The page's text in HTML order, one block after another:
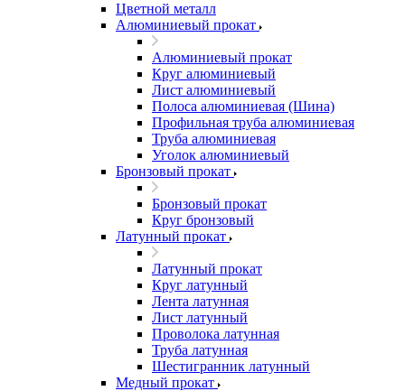
Цветной металл
Алюминиевый прокат
Алюминиевый прокат
Круг алюминиевый
Лист алюминиевый
Полоса алюминиевая (Шина)
Профильная труба алюминиевая
Труба алюминиевая
Уголок алюминиевый
Бронзовый прокат
Бронзовый прокат
Круг бронзовый
Латунный прокат
Латунный прокат
Круг латунный
Лента латунная
Лист латунный
Проволока латунная
Труба латунная
Шестигранник латунный
Медный прокат